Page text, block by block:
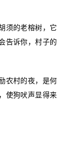
须的老榕树，它
告诉你，村子的
农村的夜，是何
使狗吠声显得来